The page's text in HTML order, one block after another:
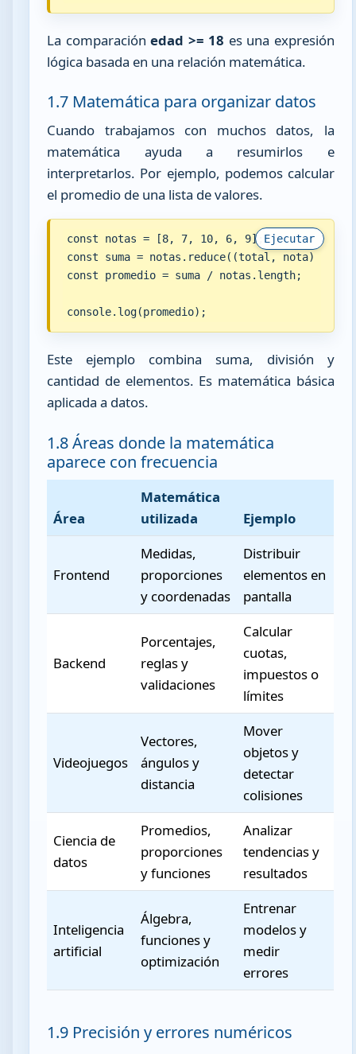
La comparaciónedad >= 18 es una expresión
lógica basada en una relación matemática.
1.7 Matemática para organizar datos
Cuando trabajamos con muchos datos, la
matemática ayuda a resumirlos e
interpretarlos. Por ejemplo, podemos calcular
el promedio de una lista de valores.
Ejecutar
const notas = [8, 7, 10, 6, 9];
const suma = notas.reduce((total, nota) =>
const promedio = suma / notas.length;
console.log(promedio);
Este ejemplo combina suma, división y
cantidad de elementos. Es matemática básica
aplicada a datos.
1.8 Áreas donde la matemática
aparece con frecuencia
Área
Matemática
utilizada
Ejemplo
Frontend
Medidas,
proporciones
y coordenadas
Distribuir
elementos en
pantalla
Backend
Porcentajes,
reglas y
validaciones
Calcular
cuotas,
impuestos o
límites
Videojuegos
Vectores,
ángulos y
distancia
Mover
objetos y
detectar
colisiones
Ciencia de
datos
Promedios,
proporciones
y funciones
Analizar
tendencias y
resultados
Inteligencia
artificial
Álgebra,
funciones y
optimización
Entrenar
modelos y
medir
errores
1.9 Precisión y errores numéricos